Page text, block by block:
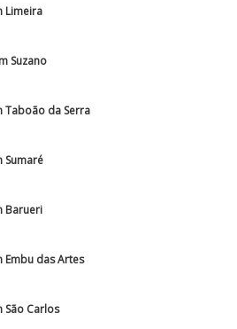
Limeira
Suzano
Taboão da Serra
Sumaré
Barueri
Embu das Artes
São Carlos